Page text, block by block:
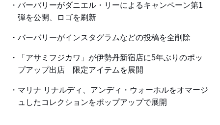
バーバリーがダニエル・リーによるキャンペーン第1
弾を公開、ロゴを刷新
バーバリーがインスタグラムなどの投稿を全削除
「アサミフジカワ」が伊勢丹新宿店に5年ぶりのポッ
プアップ出店 限定アイテムを展開
マリナ リナルディ、アンディ・ウォーホルをオマージ
ュしたコレクションをポップアップで展開